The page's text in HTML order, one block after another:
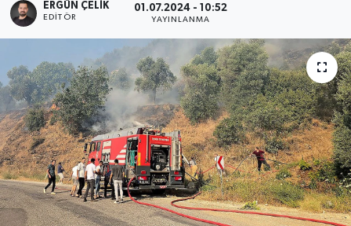
ERGÜN ÇELIK
EDITÖR
01.07.2024 - 10:52
YAYINLANMA
Haber Arşivi